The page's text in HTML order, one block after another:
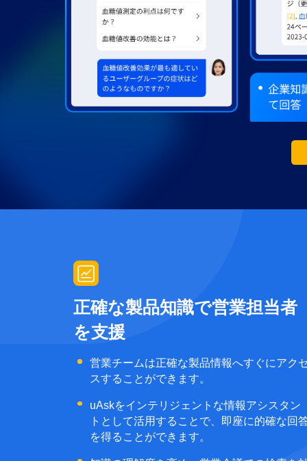
正確な製品知識で営業担当者
を支援
営業チームは正確な製品情報へすぐにアク
スすることができます。
uAskをインテリジェントな情報アシスタン
トとして活用することで、即座に的確な回
を得ることができます。